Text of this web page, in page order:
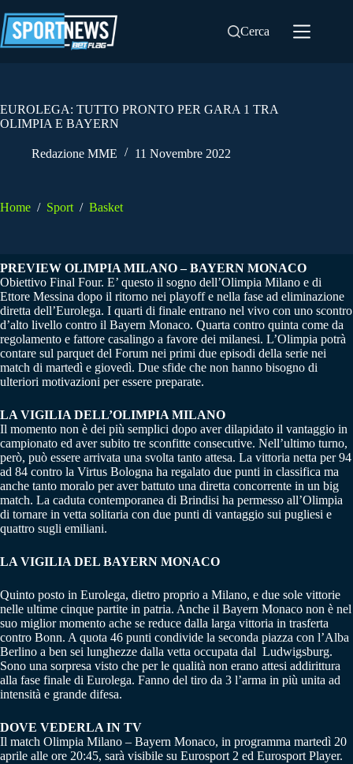
al
contenuto
Cerca
EUROLEGA: TUTTO PRONTO PER GARA 1 TRA
OLIMPIA E BAYERN
Redazione MME 11 Novembre 2022
Home / Sport / Basket
PREVIEW OLIMPIA MILANO – BAYERN MONACO
Obiettivo Final Four. E’ questo il sogno dell’Olimpia Milano e di
Ettore Messina dopo il ritorno nei playoff e nella fase ad eliminazione
diretta dell’Eurolega. I quarti di finale entrano nel vivo con uno scontro
d’alto livello contro il Bayern Monaco. Quarta contro quinta come da
regolamento e fattore casalingo a favore dei milanesi. L’Olimpia potrà
contare sul parquet del Forum nei primi due episodi della serie nei
match di martedì e giovedì. Due sfide che non hanno bisogno di
ulteriori motivazioni per essere preparate.
LA VIGILIA DELL’OLIMPIA MILANO
Il momento non è dei più semplici dopo aver dilapidato il vantaggio in
campionato ed aver subito tre sconfitte consecutive. Nell’ultimo turno,
però, può essere arrivata una svolta tanto attesa. La vittoria netta per 94
ad 84 contro la Virtus Bologna ha regalato due punti in classifica ma
anche tanto moralo per aver battuto una diretta concorrente in un big
match. La caduta contemporanea di Brindisi ha permesso all’Olimpia
di tornare in vetta solitaria con due punti di vantaggio sui pugliesi e
quattro sugli emiliani.
LA VIGILIA DEL BAYERN MONACO
Quinto posto in Eurolega, dietro proprio a Milano, e due sole vittorie
nelle ultime cinque partite in patria. Anche il Bayern Monaco non è nel
suo miglior momento ache se reduce dalla larga vittoria in trasferta
contro Bonn. A quota 46 punti condivide la seconda piazza con l’Alba
Berlino a ben sei lunghezze dalla vetta occupata dal Ludwigsburg.
Sono una sorpresa visto che per le qualità non erano attesi addirittura
alla fase finale di Eurolega. Fanno del tiro da 3 l’arma in più unita ad
intensità e grande difesa.
DOVE VEDERLA IN TV
Il match Olimpia Milano – Bayern Monaco, in programma martedì 20
aprile alle ore 20:45, sarà visibile su Eurosport 2 ed Eurosport Player.